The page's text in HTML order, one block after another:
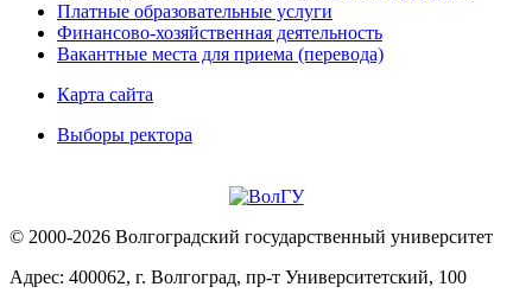
Платные образовательные услуги
Финансово-хозяйственная деятельность
Вакантные места для приема (перевода)
Карта сайта
Выборы ректора
© 2000-2026 Волгоградский государственный университет
Адрес: 400062, г. Волгоград, пр-т Университетский, 100